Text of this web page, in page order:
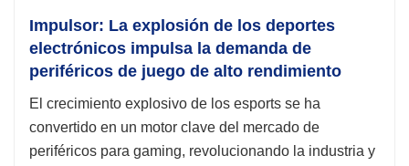
Impulsor: La explosión de los deportes
electrónicos impulsa la demanda de
periféricos de juego de alto rendimiento
El crecimiento explosivo de los esports se ha
convertido en un motor clave del mercado de
periféricos para gaming, revolucionando la industria y